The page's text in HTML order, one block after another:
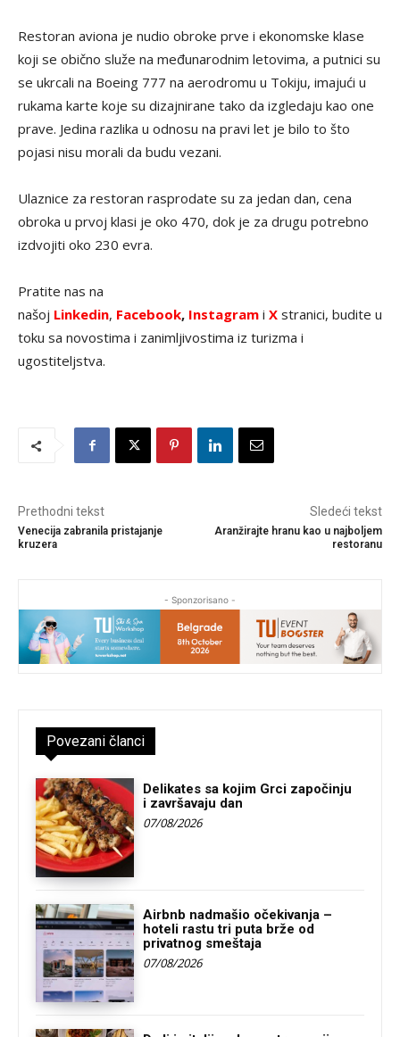
Restoran aviona je nudio obroke prve i ekonomske klase
koji se obično služe na međunarodnim letovima, a putnici su
se ukrcali na Boeing 777 na aerodromu u Tokiju, imajući u
rukama karte koje su dizajnirane tako da izgledaju kao one
prave. Jedina razlika u odnosu na pravi let je bilo to što
pojasi nisu morali da budu vezani.
Ulaznice za restoran rasprodate su za jedan dan, cena
obroka u prvoj klasi je oko 470, dok je za drugu potrebno
izdvojiti oko 230 evra.
Pratite nas na
našoj Linkedin, Facebook, Instagram i X stranici, budite u
toku sa novostima i zanimljivostima iz turizma i
ugostiteljstva.
Prethodni tekst
Venecija zabranila pristajanje
kruzera
Sledeći tekst
Aranžirajte hranu kao u najboljem
restoranu
- Sponzorisano -
Povezani članci
Delikates sa kojim Grci započinju
i završavaju dan
07/08/2026
Airbnb nadmašio očekivanja –
hoteli rastu tri puta brže od
privatnog smeštaja
07/08/2026